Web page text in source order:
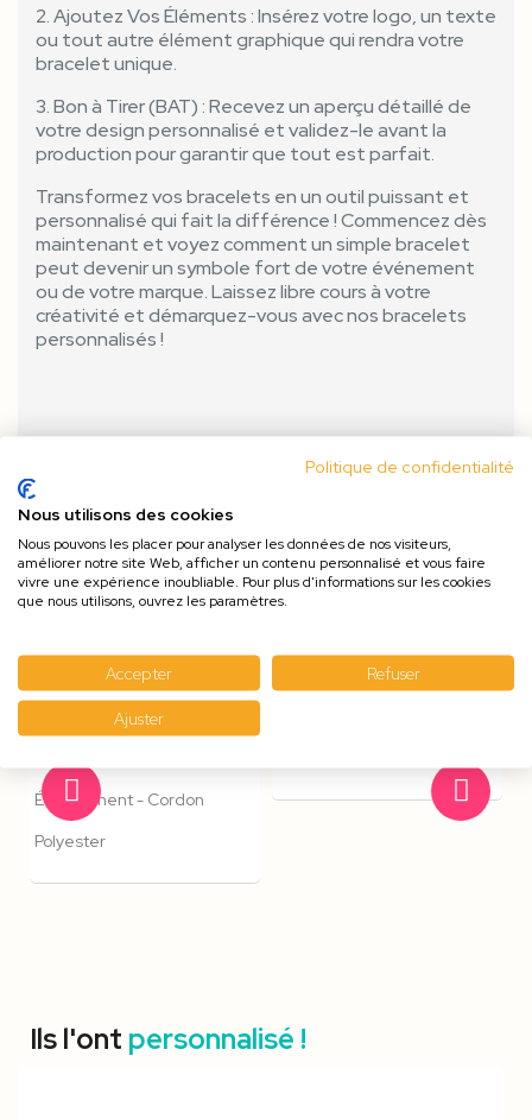
2. Ajoutez Vos Éléments : Insérez votre logo, un texte
ou tout autre élément graphique qui rendra votre
bracelet unique.
3. Bon à Tirer (BAT) : Recevez un aperçu détaillé de
votre design personnalisé et validez-le avant la
production pour garantir que tout est parfait.
Transformez vos bracelets en un outil puissant et
personnalisé qui fait la différence ! Commencez dès
maintenant et voyez comment un simple bracelet
peut devenir un symbole fort de votre événement
ou de votre marque. Laissez libre cours à votre
créativité et démarquez-vous avec nos bracelets
personnalisés !
Étouffement - Cordon
Polyester
Ils l'ont personnalisé !
Politique de confidentialité
Nous utilisons des cookies
Nous pouvons les placer pour analyser les données de nos visiteurs,
améliorer notre site Web, afficher un contenu personnalisé et vous faire
vivre une expérience inoubliable. Pour plus d'informations sur les cookies
que nous utilisons, ouvrez les paramètres.
Accepter Refuser
Ajuster